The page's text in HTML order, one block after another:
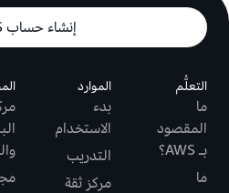
إنشاء حساب AWS
التعلُّم
ما
المقصود
بـ AWS؟
ما
الموارد
بدء
الاستخدام
التدريب
مركز ثقة